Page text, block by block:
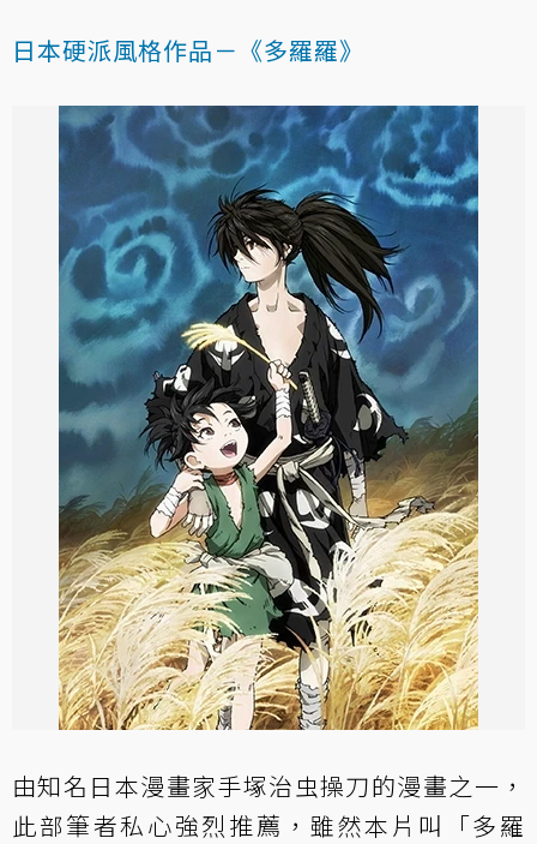
日本硬派風格作品－《多羅羅》
由知名日本漫畫家手塚治虫操刀的漫畫之一，
此部筆者私心強烈推薦，雖然本片叫「多羅